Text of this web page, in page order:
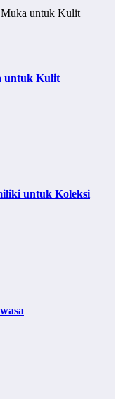
untuk Kulit
untuk Koleksi